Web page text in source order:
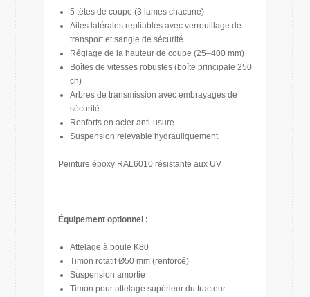
5 têtes de coupe (3 lames chacune)
Ailes latérales repliables avec verrouillage de
transport et sangle de sécurité
Réglage de la hauteur de coupe (25–400 mm)
Boîtes de vitesses robustes (boîte principale 250
ch)
Arbres de transmission avec embrayages de
sécurité
Renforts en acier anti-usure
Suspension relevable hydrauliquement
Peinture époxy RAL6010 résistante aux UV
Équipement optionnel :
Attelage à boule K80
Timon rotatif Ø50 mm (renforcé)
Suspension amortie
Timon pour attelage supérieur du tracteur